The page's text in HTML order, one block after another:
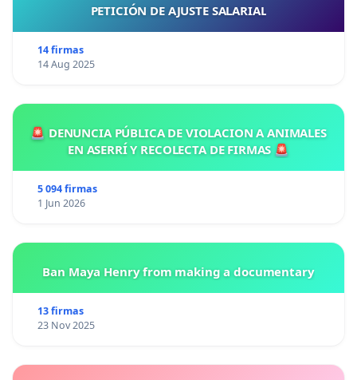
PETICIÓN DE AJUSTE SALARIAL
14 firmas
14 Aug 2025
🚨 DENUNCIA PÚBLICA DE VIOLACION A ANIMALES
EN ASERRÍ Y RECOLECTA DE FIRMAS 🚨
5 094 firmas
1 Jun 2026
Ban Maya Henry from making a documentary
13 firmas
23 Nov 2025